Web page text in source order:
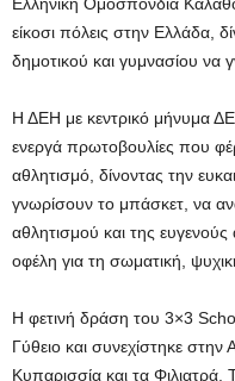
είκοσι πόλεις στην Ελλάδα,
δημοτικού και γυμνασίου
Η ΔΕΗ με κεντρικό μήνυμα
ενεργά πρωτοβουλίες που
αθλητισμό, δίνοντας την
γνωρίσουν το μπάσκετ, να
αθλητισμού και της
οφέλη για τη σωματική,
Η φετινή δράση του 3×3
Γύθειο και συνεχίστηκε
Κυπαρισσία και τα Φιλιατρά.